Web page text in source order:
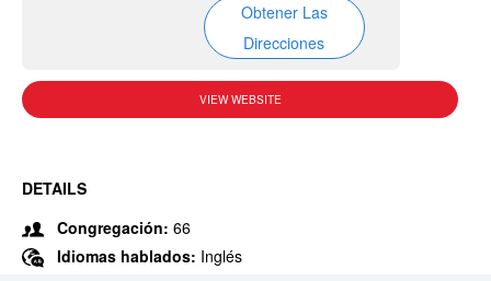
Obtener Las
Direcciones
VIEW WEBSITE
DETAILS
Congregación: 66
Idiomas hablados: Inglés